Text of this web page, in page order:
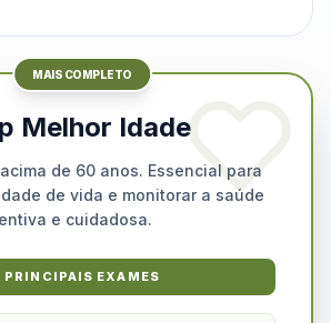
MAIS COMPLETO
Melhor Idade
de 60 anos. Essencial para
de vida e monitorar a saúde
e cuidadosa.
PRINCIPAIS EXAMES